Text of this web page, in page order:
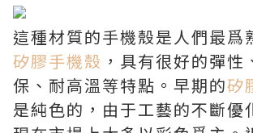
這種材質的手機殼是人們最爲
矽膠手機殼 ，具有很好的彈性
保、耐高溫等特點。早期的矽
是純色的，由于工藝的不斷優